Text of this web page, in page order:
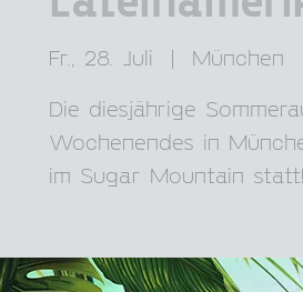
Fr., 28. Juli
  |
München
Die diesjährige
Wochenendes in
im Sugar Mountain statt!